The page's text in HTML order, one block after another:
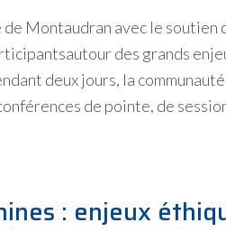
Montaudran avec le soutien
des grands
deux jours, la
de pointe, de
: enjeux